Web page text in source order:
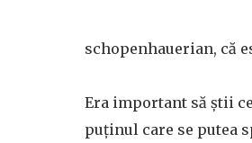
schopenhauerian, că
Era important să știi
puținul care se putea